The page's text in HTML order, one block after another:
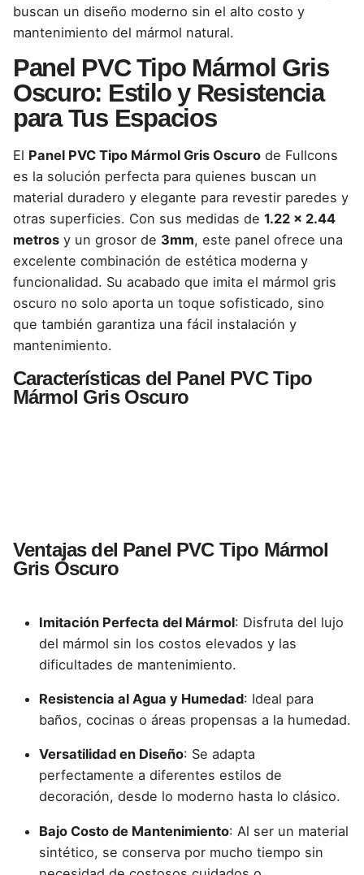
buscan un diseño moderno sin el alto costo y
mantenimiento del mármol natural.
Panel PVC Tipo Mármol Gris
Oscuro: Estilo y Resistencia
para Tus Espacios
El Panel PVC Tipo Mármol Gris Oscuro de Fullcons
es la solución perfecta para quienes buscan un
material duradero y elegante para revestir paredes y
otras superficies. Con sus medidas de 1.22 x 2.44
metros y un grosor de 3mm, este panel ofrece una
excelente combinación de estética moderna y
funcionalidad. Su acabado que imita el mármol gris
oscuro no solo aporta un toque sofisticado, sino
que también garantiza una fácil instalación y
mantenimiento.
Características del Panel PVC Tipo
Mármol Gris Oscuro
Ventajas del Panel PVC Tipo Mármol
Gris Oscuro
Imitación Perfecta del Mármol: Disfruta del lujo
del mármol sin los costos elevados y las
dificultades de mantenimiento.
Resistencia al Agua y Humedad: Ideal para
baños, cocinas o áreas propensas a la humedad.
Versatilidad en Diseño: Se adapta
perfectamente a diferentes estilos de
decoración, desde lo moderno hasta lo clásico.
Bajo Costo de Mantenimiento: Al ser un material
sintético, se conserva por mucho tiempo sin